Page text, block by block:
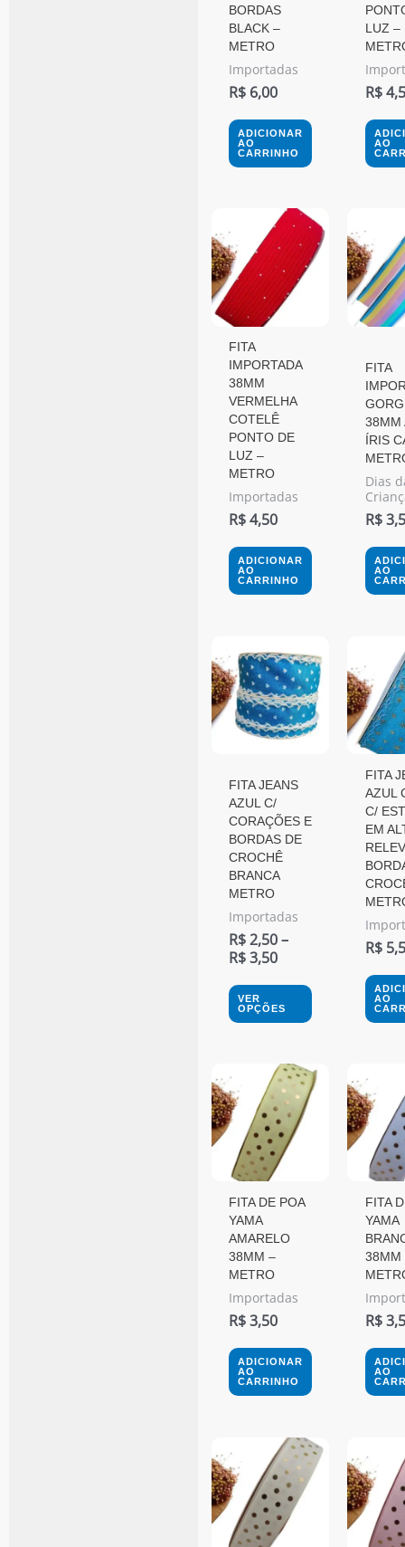
BORDAS
BLACK –
METRO
Importadas
R$ 6,00
ADICIONAR
AO
CARRINHO
LUZ –
R$
AO
FITA
IMPORTADA
38MM
VERMELHA
COTELÊ
PONTO DE
LUZ –
METRO
Importadas
R$4,50
ADICIONAR
AO
CARRINHO
FITA
38MM
ÍRIS
Dias
R$
AO
FITA JEANS
AZUL C/
CORAÇÕES E
BORDAS DE
CROCHÊ
BRANCA
METRO
Importadas
R$2,50–
R$3,50
De
Preço:
R$ 2,50
Através
R$ 3,50
VER
OPÇÕES
Este
produto
tem
várias
As
opções
podem
ser
escolhidas
na
página
do
produto
FITA
AZUL
C/
EM
R$
AO
FITA DE POA
YAMA
AMARELO
38MM –
METRO
Importadas
R$3,50
ADICIONAR
AO
CARRINHO
FITA
YAMA
38MM
R$
AO